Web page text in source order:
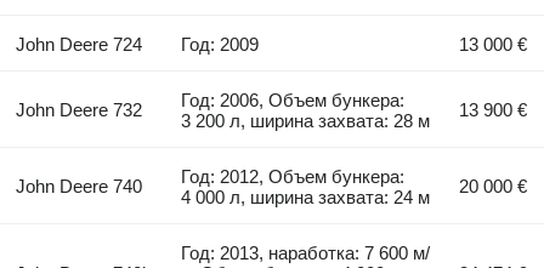
John Deere 724 Год: 2009 13 000 €
John Deere 732
Год: 2006, Объем бункера:
3 200 л, ширина захвата: 28 м
13 900 €
John Deere 740
Год: 2012, Объем бункера:
4 000 л, ширина захвата: 24 м
20 000 €
Год: 2013, наработка: 7 600 м/